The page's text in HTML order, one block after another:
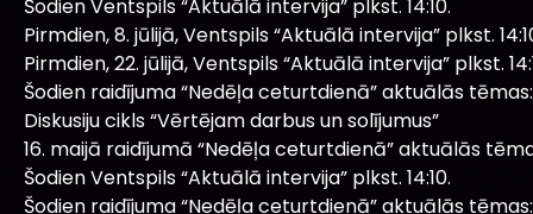
Šodien Ventspils “Aktuālā intervija” plkst. 14:10.
Pirmdien, 8. jūlijā, Ventspils “Aktuālā intervija” plkst.
Pirmdien, 22. jūlijā, Ventspils “Aktuālā intervija” plkst.
Šodien raidījuma “Nedēļa ceturtdienā” aktuālās tēmas:
Diskusiju cikls “Vērtējam darbus un solījumus”
16. maijā raidījumā “Nedēļa ceturtdienā” aktuālās
Šodien Ventspils “Aktuālā intervija” plkst. 14:10.
Šodien raidījuma “Nedēļa ceturtdienā” aktuālās tēmas: